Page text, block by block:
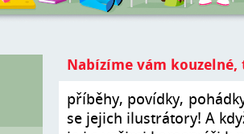
Nabízíme vám
příběhy, povídky,
se jejich ilustrátory! A